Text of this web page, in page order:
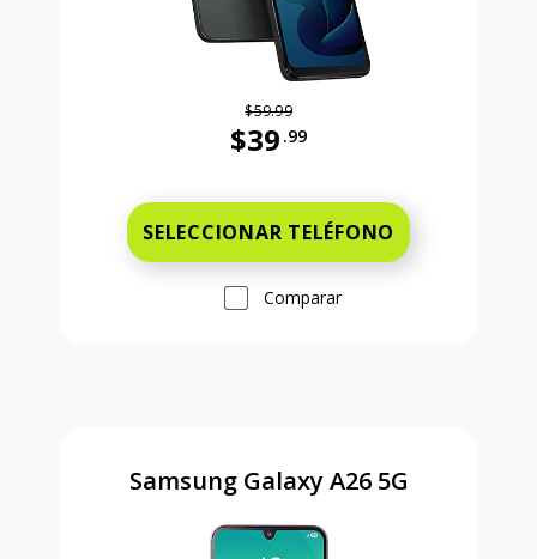
$59.99
$39 .99
SELECCIONAR TELÉFONO
Comparar
Samsung Galaxy A26 5G